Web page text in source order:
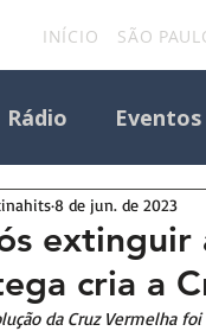
INÍCIO SÃO
Rádio
Regiões
Site Eventos
extinguir
cria a
8 de jun. de 2023
da Cruz Vermelha